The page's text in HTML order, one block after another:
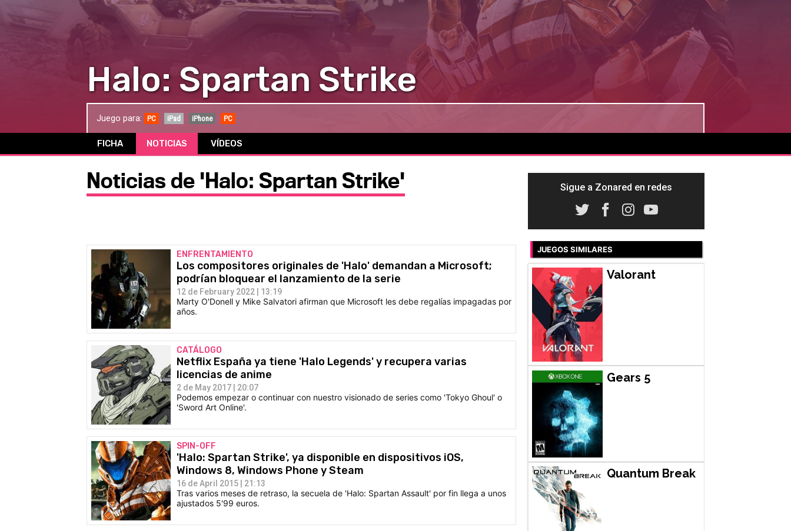
Halo: Spartan Strike
Juego para: PC iPad iPhone PC
FICHA NOTICIAS VÍDEOS
Noticias de 'Halo: Spartan Strike'
ENFRENTAMIENTO
Los compositores originales de 'Halo' demandan a Microsoft;
podrían bloquear el lanzamiento de la serie
12 de February 2022 | 13:19
Marty O'Donell y Mike Salvatori afirman que Microsoft les debe regalías impagadas por
años.
CATÁLOGO
Netflix España ya tiene 'Halo Legends' y recupera varias
licencias de anime
2 de May 2017 | 20:07
Podemos empezar o continuar con nuestro visionado de series como 'Tokyo Ghoul' o
'Sword Art Online'.
SPIN-OFF
'Halo: Spartan Strike', ya disponible en dispositivos iOS,
Windows 8, Windows Phone y Steam
16 de April 2015 | 21:13
Tras varios meses de retraso, la secuela de 'Halo: Spartan Assault' por fin llega a unos
ajustados 5'99 euros.
Sigue a Zonared en redes
JUEGOS SIMILARES
Valorant
Gears 5
Quantum Break